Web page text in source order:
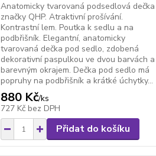
Anatomicky tvarovaná podsedlová dečka
značky QHP. Atraktivní prošívání.
Kontrastní lem. Poutka k sedlu a na
podbřišník. Elegantní, anatomicky
tvarovaná dečka pod sedlo, zdobená
dekorativní paspulkou ve dvou barvách a
barevným okrajem. Dečka pod sedlo má
popruhy na podbřišník a krátké úchytky...
880 Kč/ks
727 Kč bez DPH
Přidat do košíku